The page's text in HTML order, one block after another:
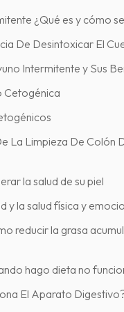
¿Qué es y cómo
De Desintoxicar El
Intermitente y Sus
Cetogénica
La Limpieza De Colón
la salud de su piel
y la salud física y
reducir la grasa
hago dieta no
El Aparato